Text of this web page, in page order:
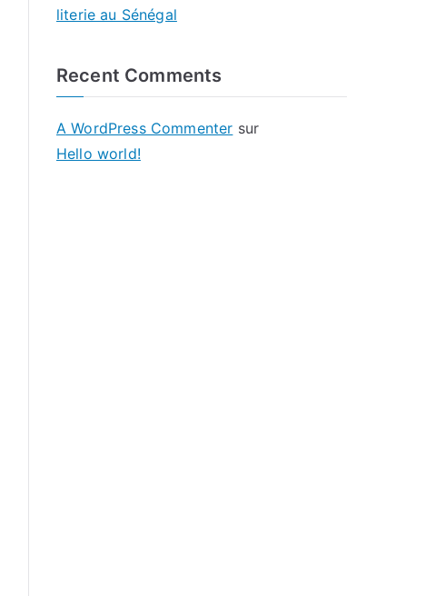
literie au Sénégal
Recent Comments
A WordPress Commenter sur
Hello world!